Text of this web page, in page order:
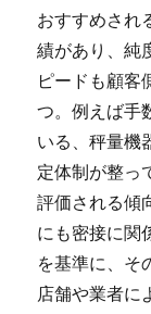
おすすめされ
績があり、純
ピードも顧客
つ。例えば手
いる、秤量機
定体制が整っ
評価される傾
にも密接に関
を基準に、そ
店舗や業者に